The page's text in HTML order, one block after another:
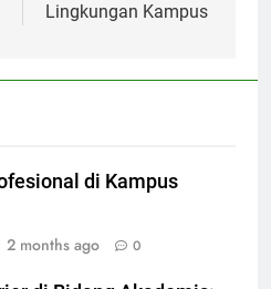
Lingkungan Kampus
di Kampus
2 months ago 0